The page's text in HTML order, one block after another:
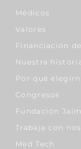
Médicos
Valores
Financiación
Nuestra
Por qué
Congresos
Fundación
Trabaja con
Med Tech